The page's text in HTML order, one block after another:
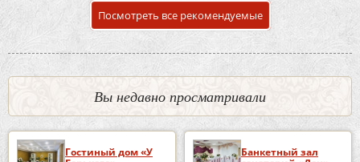
Посмотреть все рекомендуемые
Вы недавно просматривали
Гостиный дом «У
Банкетный зал